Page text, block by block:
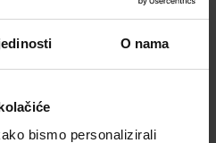
O nama
bismo personalizirali
bliski odnos, terapeut
da obnovite taj odnos
u budućnosti.